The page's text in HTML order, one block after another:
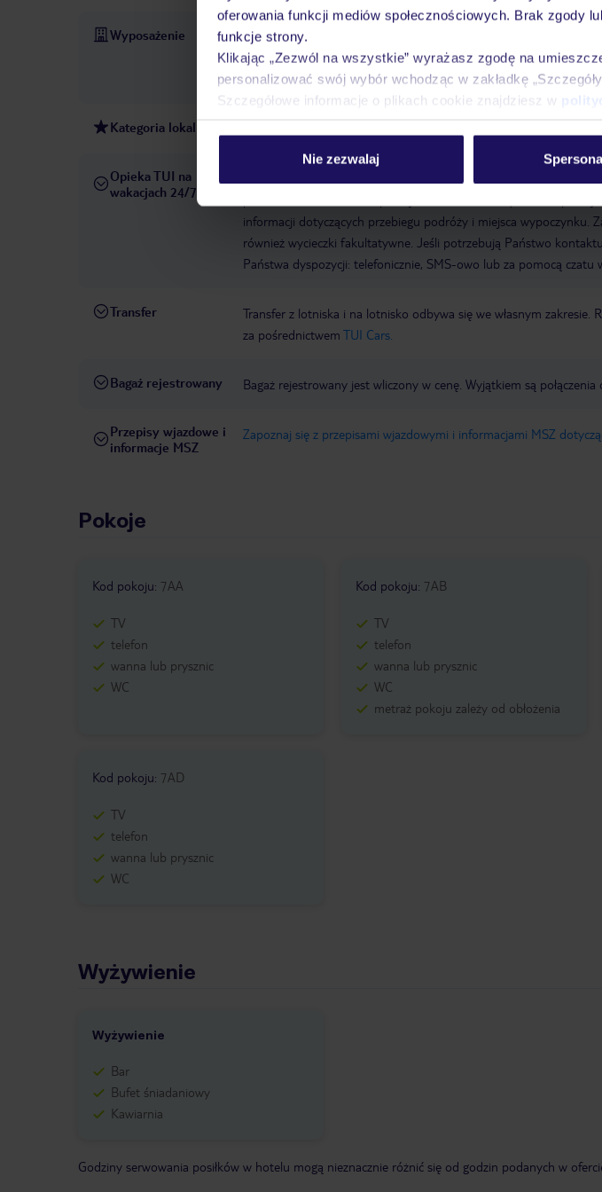
oferowania funkcji mediów społecznościowych. Brak zgody
funkcje strony.
Klikając „Zezwól na wszystkie” wyrażasz zgodę na
personalizować swój wybór wchodząc w zakładkę
Szczegółowe informacje o plikach cookie znajdziesz w
Nie zezwalaj
Wyposażenie Parking: bezpłatny
bezpłatny
Sejf hotelowy: bezpłatny WiFi w hotelu: Bezpłatnie
service
Łączna ilość pokoi: 9 Metody płatności: Mastercard,
Kategoria lokalna
Opieka TUI na
wakacjach 24/7
W rezerwowanym hotelu opieka wyłącznie poprzez TUI Service
informacji dotyczących przebiegu podróży i miejsca wypoczynku.
również wycieczki fakultatywne. Jeśli potrzebują Państwo
Państwa dyspozycji: telefonicznie, SMS-owo lub za pomocą czatu
Transfer
Transfer z lotniska i na lotnisko odbywa się we własnym zakresie.
za pośrednictwem TUI Cars.
Bagaż rejestrowany Bagaż rejestrowany jest wliczony w cenę. Wyjątkiem są połączenia
Przepisy wjazdowe i
informacje MSZ
Zapoznaj się z przepisami wjazdowymi i informacjami MSZ
Pokoje
Kod pokoju: 7AA
TV
telefon
wanna lub prysznic
WC
Kod pokoju: 7AB
TV
telefon
wanna lub prysznic
WC
metraż pokoju zależy od obłożenia
Kod pokoju: 7AD
TV
telefon
wanna lub prysznic
WC
Wyżywienie
Wyżywienie
Bar
Bufet śniadaniowy
Kawiarnia
Godziny serwowania posiłków w hotelu mogą nieznacznie różnić się od godzin podanych w